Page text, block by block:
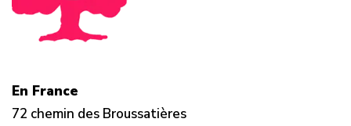
En France
72 chemin des Broussatières